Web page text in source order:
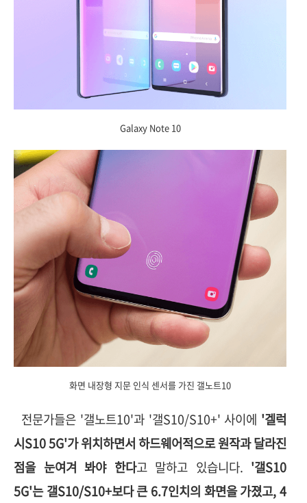
Galaxy Note 10
화면 내장형 지문 인식 센서를 가진 갤노트10
전문가들은 '갤노트10'과 '갤S10/S10+' 사이에 '겔럭
시S10 5G'가 위치하면서 하드웨어적으로 원작과 달라진
점을 눈여겨 봐야 한다고 말하고 있습니다. '갤S10
5G'는 갤S10/S10+보다 큰 6.7인치의 화면을 가졌고, 4